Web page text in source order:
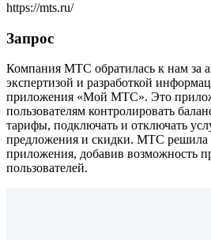
https://mts.ru/
Запрос
Компания МТС обратилась к нам за
экспертизой и разработкой
приложения «Мой МТС». Это
пользователям контролировать
тарифы, подключать и отключать
предложения и скидки. МТС решила
приложения, добавив возможность
пользователей.